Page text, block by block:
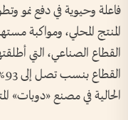
فاعلة وحيوية في دفع نمو
المنتج المحلي، ومواكبة
القطاع الصناعي، التي
الحالية في مصنع «دوبات» المتطور 120